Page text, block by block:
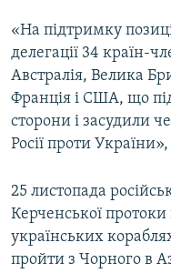
«На підтримку
делегації 34 країн-
Австралія, Велика
Франція і США, що
сторони і засудили
Росії проти
25 листопада
Керченської
українських
пройти з Чорного в